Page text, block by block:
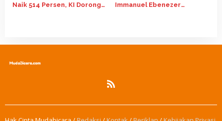
Naik 514 Persen, KI Dorong
Immanuel Ebenezer